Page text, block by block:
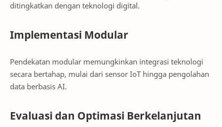
ditingkatkan dengan teknologi digital.
Implementasi Modular
Pendekatan modular memungkinkan integrasi teknologi
secara bertahap, mulai dari sensor IoT hingga pengolahan
data berbasis AI.
Evaluasi dan Optimasi Berkelanjutan